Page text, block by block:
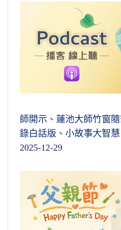
師開示、蓮池大師竹窗
錄白話版、小故事大智慧
2025-12-29